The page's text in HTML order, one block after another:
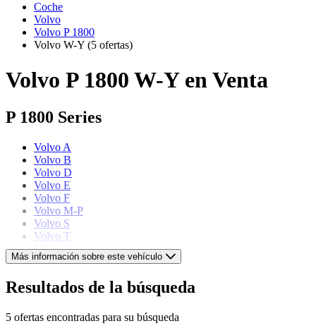
Coche
Volvo
Volvo P 1800
Volvo W-Y (5 ofertas)
Volvo P 1800 W-Y en Venta
P 1800 Series
Volvo A
Volvo B
Volvo D
Volvo E
Volvo F
Volvo M-P
Volvo S
Volvo T
Volvo U-W
Volvo models
Volvo 480
Más información sobre este vehículo
Resultados de la búsqueda
5 ofertas encontradas para su búsqueda